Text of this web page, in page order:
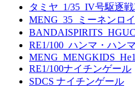
タミヤ_1/35_IV号駆逐
MENG_35_ミーネンロ
RE1/100_ハンマ・ハンマ
RE1/100ナイチンゲール
SDCS ナイチンゲール